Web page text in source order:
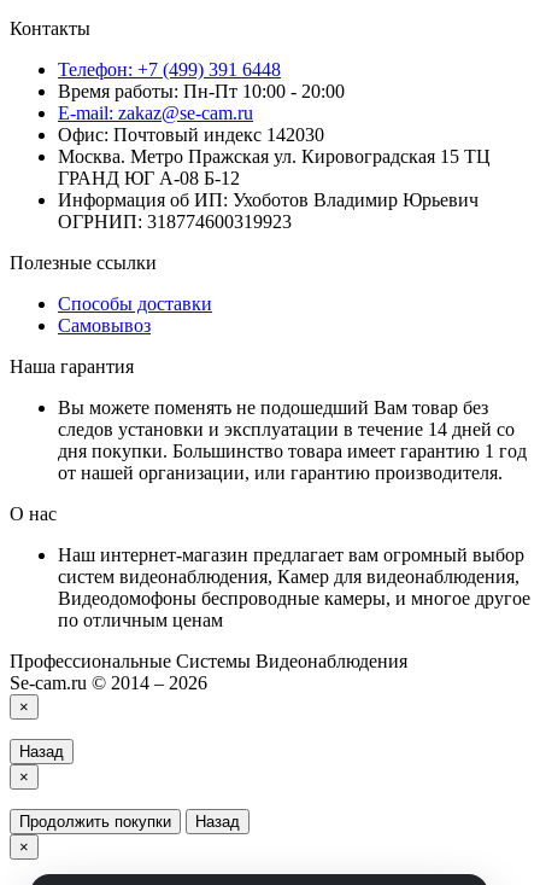
Контакты
Телефон: +7 (499) 391 6448
Время работы: Пн-Пт 10:00 - 20:00
E-mail: zakaz@se-cam.ru
Офис: Почтовый индекс 142030
Москва. Метро Пражская ул. Кировоградская 15 ТЦ
ГРАНД ЮГ А-08 Б-12
Информация об ИП: Ухоботов Владимир Юрьевич
ОГРНИП: 318774600319923
Полезные ссылки
Способы доставки
Самовывоз
Наша гарантия
Вы можете поменять не подошедший Вам товар без
следов установки и эксплуатации в течение 14 дней со
дня покупки. Большинство товара имеет гарантию 1 год
от нашей организации, или гарантию производителя.
О нас
Наш интернет-магазин предлагает вам огромный выбор
систем видеонаблюдения, Камер для видеонаблюдения,
Видеодомофоны беспроводные камеры, и многое другое
по отличным ценам
Профессиональные Системы Видеонаблюдения
Se-cam.ru © 2014 – 2026
×
Назад
×
Продолжить покупки
Назад
×